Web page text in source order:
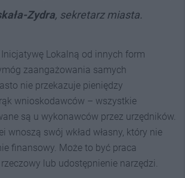
Zydra, sekretarz miasta.
Lokalną od innych form
zaangażowania samych
nie przekazuje pieniędzy
wnioskodawców – wszystkie
są u wykonawców przez urzędników.
wnoszą swój wkład własny, który nie
finansowy. Może to być praca
rzeczowy lub udostępnienie narzędzi.